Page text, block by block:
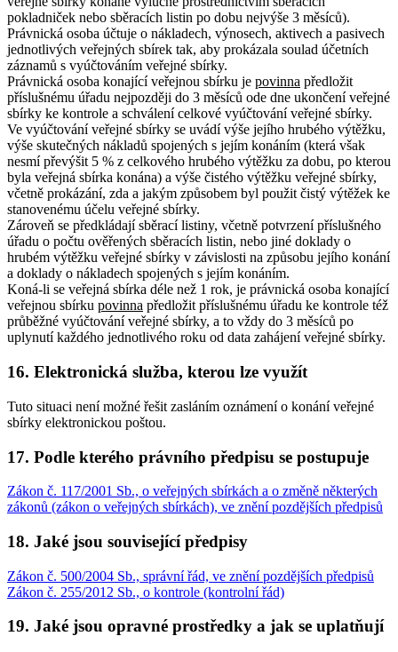
pokladniček nebo sběracích listin po dobu nejvýše 3 měsíců).
Právnická osoba účtuje o nákladech, výnosech, aktivech a pasivech
jednotlivých veřejných sbírek tak, aby prokázala soulad účetních
záznamů s vyúčtováním veřejné sbírky.
Právnická osoba konající veřejnou sbírku je povinna předložit
příslušnému úřadu nejpozději do 3 měsíců ode dne ukončení veřejné
sbírky ke kontrole a schválení celkové vyúčtování veřejné sbírky.
Ve vyúčtování veřejné sbírky se uvádí výše jejího hrubého výtěžku,
výše skutečných nákladů spojených s jejím konáním (která však
nesmí převýšit 5 % z celkového hrubého výtěžku za dobu, po kterou
byla veřejná sbírka konána) a výše čistého výtěžku veřejné sbírky,
včetně prokázání, zda a jakým způsobem byl použit čistý výtěžek ke
stanovenému účelu veřejné sbírky.
Zároveň se předkládají sběrací listiny, včetně potvrzení příslušného
úřadu o počtu ověřených sběracích listin, nebo jiné doklady o
hrubém výtěžku veřejné sbírky v závislosti na způsobu jejího konání
a doklady o nákladech spojených s jejím konáním.
Koná-li se veřejná sbírka déle než 1 rok, je právnická osoba konající
veřejnou sbírku povinna předložit příslušnému úřadu ke kontrole též
průběžné vyúčtování veřejné sbírky, a to vždy do 3 měsíců po
uplynutí každého jednotlivého roku od data zahájení veřejné sbírky.
16. Elektronická služba, kterou lze využít
Tuto situaci není možné řešit zasláním oznámení o konání veřejné
sbírky elektronickou poštou.
17. Podle kterého právního předpisu se postupuje
Zákon č. 117/2001 Sb., o veřejných sbírkách a o změně některých
zákonů (zákon o veřejných sbírkách), ve znění pozdějších předpisů
18. Jaké jsou související předpisy
Zákon č. 500/2004 Sb., správní řád, ve znění pozdějších předpisů
Zákon č. 255/2012 Sb., o kontrole (kontrolní řád)
19. Jaké jsou opravné prostředky a jak se uplatňují